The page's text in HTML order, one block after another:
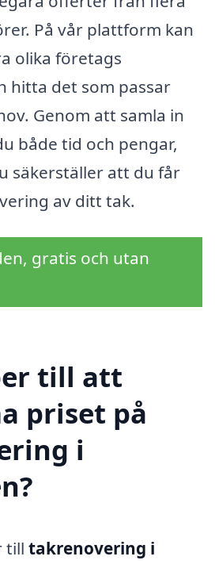
På vår plattform kan
olika företags
hitta det som passar
Genom att samla in
både tid och pengar,
säkerställer att du får
av ditt tak.
gratis och utan
till att
priset på
i
till takrenovering i